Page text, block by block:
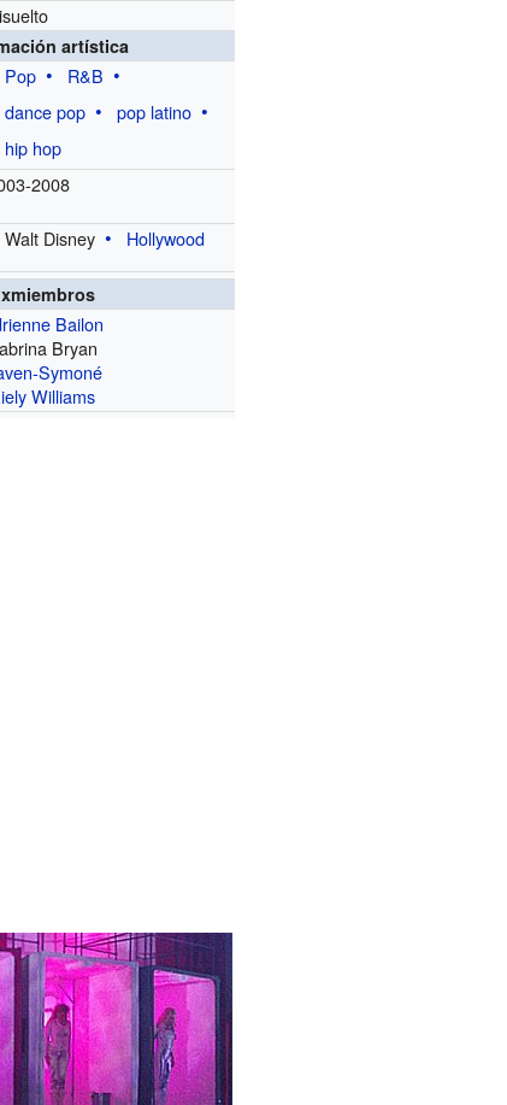
artística
Pop
R&B
dance pop
pop latino
hip hop
2008
Walt Disney Hollywood
Bailon
Bryan
Symoné
Williams